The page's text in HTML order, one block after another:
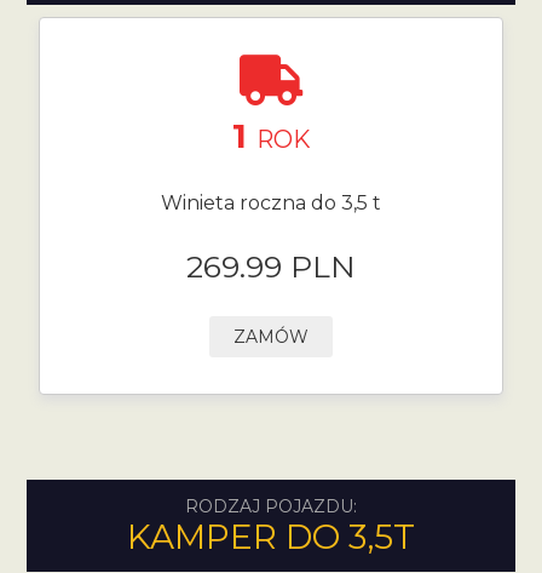
1 ROK
Winieta roczna do 3,5 t
269.99 PLN
ZAMÓW
RODZAJ POJAZDU:
KAMPER DO 3,5T